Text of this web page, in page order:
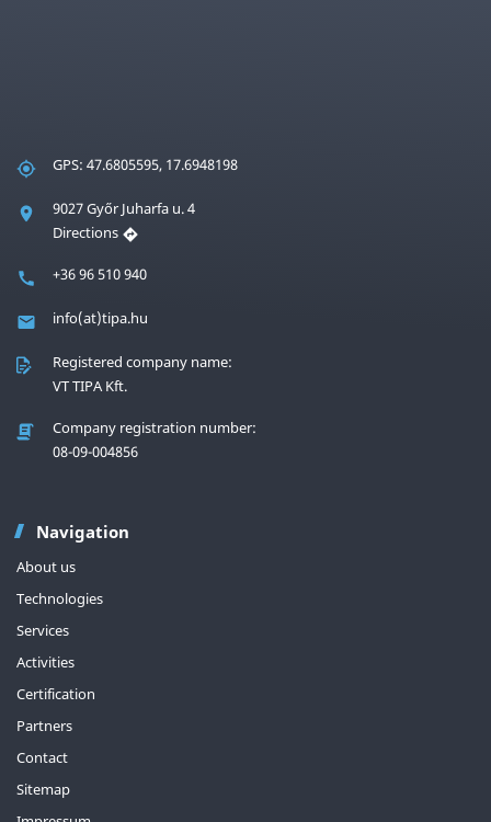
GPS: 47.6805595, 17.6948198
9027 Győr Juharfa u. 4
Directions
+36 96 510 940
info(at)tipa.hu
Registered company name:
VT TIPA Kft.
Company registration number:
08-09-004856
Navigation
About us
Technologies
Services
Activities
Certification
Partners
Contact
Sitemap